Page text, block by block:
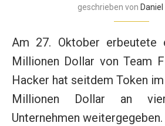
geschrieben von
Am 27. Oktober erbeutete
Millionen Dollar von Team
Hacker hat seitdem Token
Millionen Dollar an vier
Unternehmen